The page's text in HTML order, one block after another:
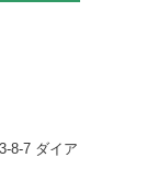
8-7 ダイア